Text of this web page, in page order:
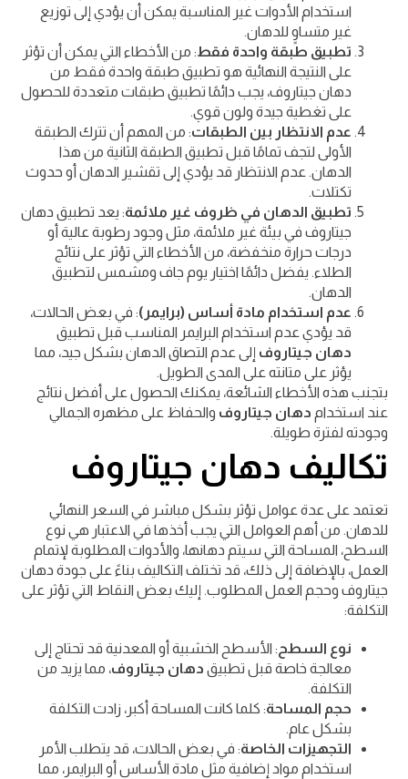
استخدام الأدوات غير المناسبة يمكن أن يؤدي إلى توزيع
غير متساوٍ للدهان.
تطبيق طبقة واحدة فقط: من الأخطاء التي يمكن أن تؤثر
على النتيجة النهائية هو تطبيق طبقة واحدة فقط من
دهان جيتاروف، يجب دائمًا تطبيق طبقات متعددة للحصول
على تغطية جيدة ولون قوي.
عدم الانتظار بين الطبقات: من المهم أن تترك الطبقة
الأولى لتجف تمامًا قبل تطبيق الطبقة الثانية من هذا
الدهان. عدم الانتظار قد يؤدي إلى تقشير الدهان أو حدوث
تكتلات.
تطبيق الدهان في ظروف غير ملائمة: يعد تطبيق دهان
جيتاروف في بيئة غير ملائمة، مثل وجود رطوبة عالية أو
درجات حرارة منخفضة، من الأخطاء التي تؤثر على نتائج
الطلاء. يفضل دائمًا اختيار يوم جاف ومشمس لتطبيق
الدهان.
عدم استخدام مادة أساس (برايمر): في بعض الحالات،
قد يؤدي عدم استخدام البرايمر المناسب قبل تطبيق
دهان جيتاروف إلى عدم التصاق الدهان بشكل جيد، مما
يؤثر على متانته على المدى الطويل.
بتجنب هذه الأخطاء الشائعة، يمكنك الحصول على أفضل نتائج
عند استخدام دهان جيتاروف والحفاظ على مظهره الجمالي
وجودته لفترة طويلة.
تكاليف دهان جيتاروف
تعتمد على عدة عوامل تؤثر بشكل مباشر في السعر النهائي
للدهان. من أهم العوامل التي يجب أخذها في الاعتبار هي نوع
السطح، المساحة التي سيتم دهانها، والأدوات المطلوبة لإتمام
العمل، بالإضافة إلى ذلك، قد تختلف التكاليف بناءً على جودة دهان
جيتاروف وحجم العمل المطلوب. إليك بعض النقاط التي تؤثر على
التكلفة:
نوع السطح : الأسطح الخشبية أو المعدنية قد تحتاج إلى
معالجة خاصة قبل تطبيق دهان جيتاروف، مما يزيد من
التكلفة.
حجم المساحة: كلما كانت المساحة أكبر، زادت التكلفة
بشكل عام.
التجهيزات الخاصة: في بعض الحالات، قد يتطلب الأمر
استخدام مواد إضافية مثل مادة الأساس أو البرايمر، مما